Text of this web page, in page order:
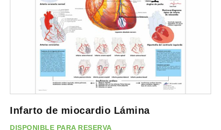
Infarto de miocardio Lámina
DISPONIBLE PARA RESERVA